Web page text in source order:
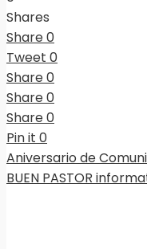
Shares
Share0
Tweet 0
Share0
Share0
Share0
Pin it 0
Aniversario de
BUEN PASTOR